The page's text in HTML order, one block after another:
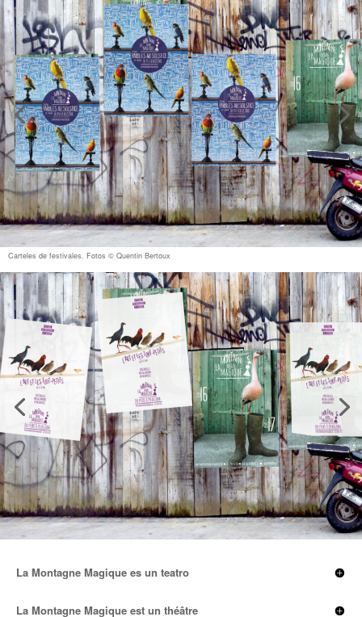
Carteles de festivales. Fotos © Quentin Bertoux
La Montagne Magique es un teatro
La Montagne Magique est un théâtre